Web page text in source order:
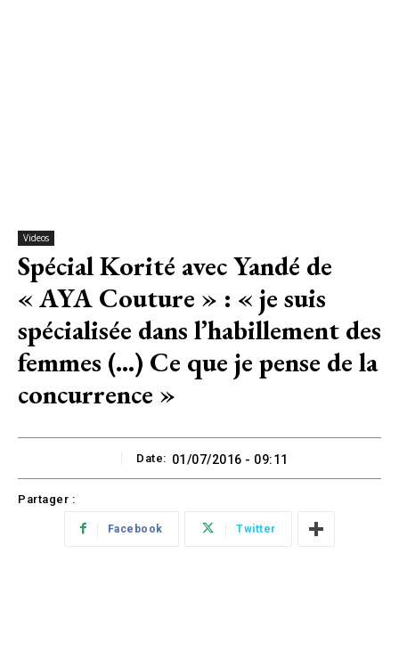
Videos
Spécial Korité avec Yandé de
« AYA Couture » : « je suis
spécialisée dans l’habillement des
femmes (…) Ce que je pense de la
concurrence »
Date: 01/07/2016 - 09:11
Partager :
Facebook Twitter